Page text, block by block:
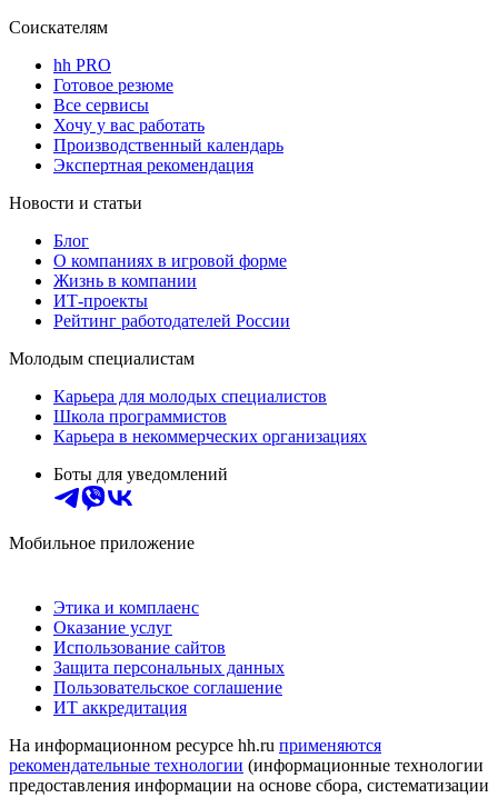
Соискателям
hh PRO
Готовое резюме
Все сервисы
Хочу у вас работать
Производственный календарь
Экспертная рекомендация
Новости и статьи
Блог
О компаниях в игровой форме
Жизнь в компании
ИТ-проекты
Рейтинг работодателей России
Молодым специалистам
Карьера для молодых специалистов
Школа программистов
Карьера в некоммерческих организациях
Боты для уведомлений
Мобильное приложение
Этика и комплаенс
Оказание услуг
Использование сайтов
Защита персональных данных
Пользовательское соглашение
ИТ аккредитация
На информационном ресурсе hh.ru применяются
рекомендательные технологии (информационные технологии
предоставления информации на основе сбора, систематизации